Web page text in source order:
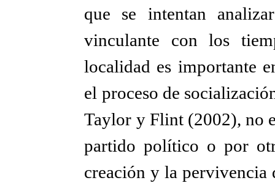
que se intentan
vinculante con los
localidad es importante
el proceso de
Taylor y Flint (2002), no
partido político o por
creación y la pervivencia